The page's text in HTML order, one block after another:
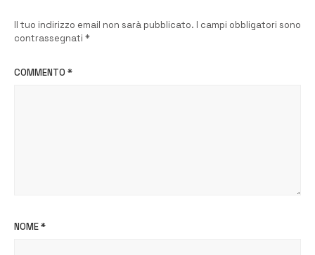
Il tuo indirizzo email non sarà pubblicato. I campi obbligatori sono
contrassegnati *
COMMENTO *
NOME*